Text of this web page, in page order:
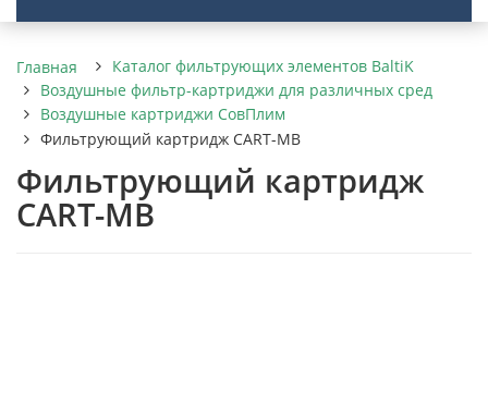
Главная
Каталог фильтрующих элементов BaltiK
Воздушные фильтр-картриджи для различных сред
Воздушные картриджи СовПлим
Фильтрующий картридж CART-MB
Фильтрующий картридж
CART-MB